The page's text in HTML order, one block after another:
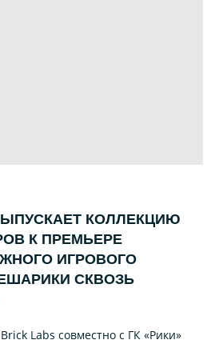
КОЛЛЕКЦИЮ
К ПРЕМЬЕРЕ
ИГРОВОГО
СКВОЗЬ
Labs совместно с ГК «Рики»